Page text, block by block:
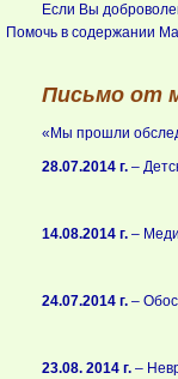
Если Вы
Помочь в содержании
Письмо от
«Мы прошли
28.07.2014 г. –
14.08.2014 г. –
24.07.2014 г. –
23.08. 2014 г. –